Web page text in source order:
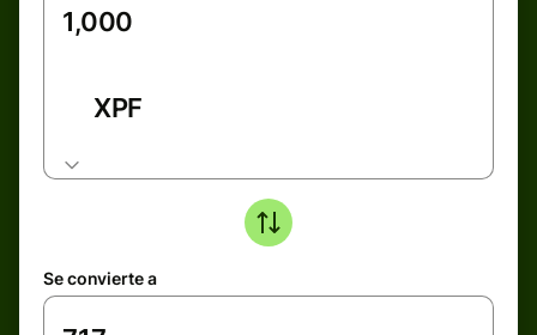
XPF
Se convierte a